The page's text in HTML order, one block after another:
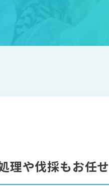
理や伐採もお任せ